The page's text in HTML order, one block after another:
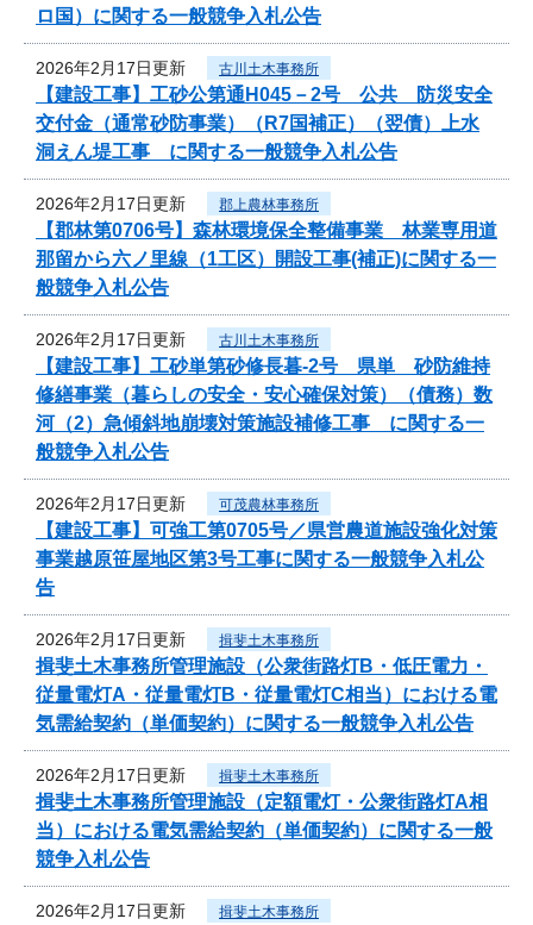
ロ国）に関する一般競争入札公告
2026年2月17日更新 古川土木事務所
【建設工事】工砂公第通H045－2号 公共 防災安全
交付金（通常砂防事業）（R7国補正）（翌債）上水
洞えん堤工事 に関する一般競争入札公告
2026年2月17日更新 郡上農林事務所
【郡林第0706号】森林環境保全整備事業 林業専用道
那留から六ノ里線（1工区）開設工事(補正)に関する一
般競争入札公告
2026年2月17日更新 古川土木事務所
【建設工事】工砂単第砂修長暮-2号 県単 砂防維持
修繕事業（暮らしの安全・安心確保対策）（債務）数
河（2）急傾斜地崩壊対策施設補修工事 に関する一
般競争入札公告
2026年2月17日更新 可茂農林事務所
【建設工事】可強工第0705号／県営農道施設強化対策
事業越原笹屋地区第3号工事に関する一般競争入札公
告
2026年2月17日更新 揖斐土木事務所
揖斐土木事務所管理施設（公衆街路灯B・低圧電力・
従量電灯A・従量電灯B・従量電灯C相当）における電
気需給契約（単価契約）に関する一般競争入札公告
2026年2月17日更新 揖斐土木事務所
揖斐土木事務所管理施設（定額電灯・公衆街路灯A相
当）における電気需給契約（単価契約）に関する一般
競争入札公告
2026年2月17日更新 揖斐土木事務所